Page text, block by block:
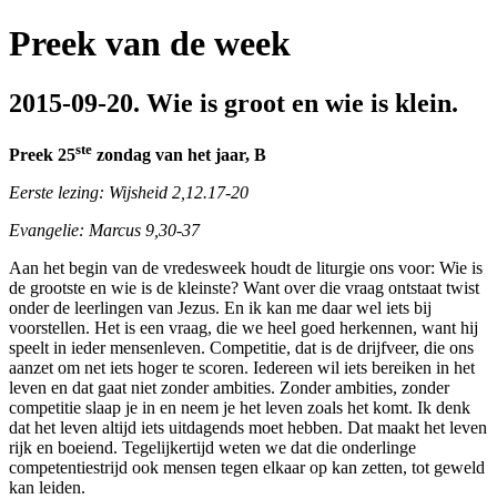
Preek van de week
2015-09-20. Wie is groot en wie is klein.
Preek 25ste zondag van het jaar, B
Eerste lezing: Wijsheid 2,12.17-20
Evangelie: Marcus 9,30-37
Aan het begin van de vredesweek houdt de liturgie ons voor: Wie is
de grootste en wie is de kleinste? Want over die vraag ontstaat twist
onder de leerlingen van Jezus. En ik kan me daar wel iets bij
voorstellen. Het is een vraag, die we heel goed herkennen, want hij
speelt in ieder mensenleven. Competitie, dat is de drijfveer, die ons
aanzet om net iets hoger te scoren. Iedereen wil iets bereiken in het
leven en dat gaat niet zonder ambities. Zonder ambities, zonder
competitie slaap je in en neem je het leven zoals het komt. Ik denk
dat het leven altijd iets uitdagends moet hebben. Dat maakt het leven
rijk en boeiend. Tegelijkertijd weten we dat die onderlinge
competentiestrijd ook mensen tegen elkaar op kan zetten, tot geweld
kan leiden.